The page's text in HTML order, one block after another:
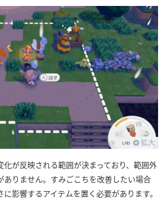
拡大
化が反映される範囲が決まっており、範囲外
ありません。すみごこちを改善したい場合
影響するアイテムを置く必要があります。